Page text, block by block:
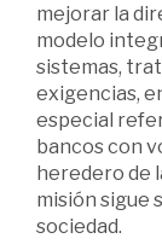
mejorar la
modelo
sistemas,
exigencias,
especial
bancos con
heredero de
misión sigue
sociedad.